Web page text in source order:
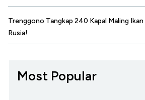
Trenggono Tangkap 240 Kapal Maling
Rusia!
Most Popular